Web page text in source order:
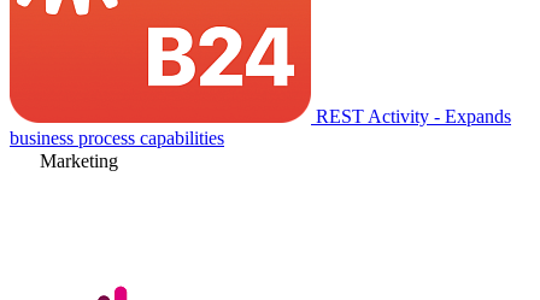
REST Activity - Expands
business process capabilities
Marketing